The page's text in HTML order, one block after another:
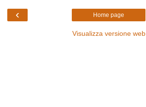
‹ Home page
Visualizza versione web